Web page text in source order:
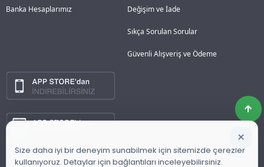
Banka Hesaplarımız Değişim ve İade
Sıkça Sorulan Sorular
Güvenli Alışveriş ve Ödeme
Size daha iyi bir deneyim sunabilmek için sitemizde çerezler
kullanıyoruz. Detaylar için bağlantıları inceleyebilirsiniz.
×